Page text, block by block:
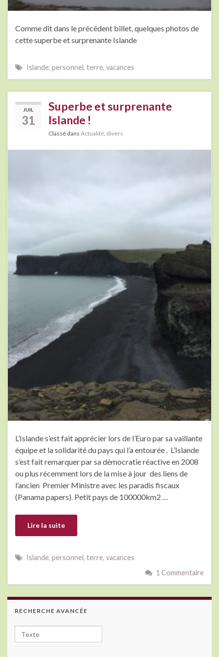
Comme dit dans le précédent billet, quelques photos de
cette superbe et surprenante Islande
Islande, personnel, terre, vacances
JUIL
31
Superbe et surprenante
Islande !
Classé dans Actualité divers
L’Islande s’est fait apprécier lors de l’Euro par sa vaillante
équipe et la solidarité du pays qui l’a entourée . L’Islande
s’est fait remarquer par sa démocratie réactive en 2008
ou plus récemment lors de la mise à jour des liens de
l’ancien Premier Ministre avec les paradis fiscaux
(Panama papers). Petit pays de 100000km2 …
Lire la suite
Islande, personnel, terre, vacances
1 Commentaire
RECHERCHE AVANCÉE